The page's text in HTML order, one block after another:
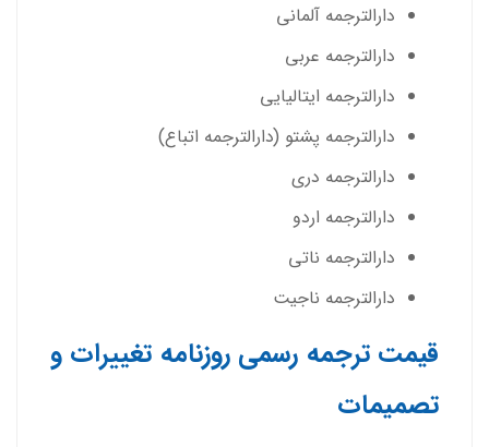
دارالترجمه آلمانی
دارالترجمه عربی
دارالترجمه ایتالیایی
دارالترجمه پشتو (دارالترجمه اتباع)
دارالترجمه دری
دارالترجمه اردو
دارالترجمه ناتی
دارالترجمه ناجیت
قیمت ترجمه رسمی روزنامه تغییرات و
تصمیمات